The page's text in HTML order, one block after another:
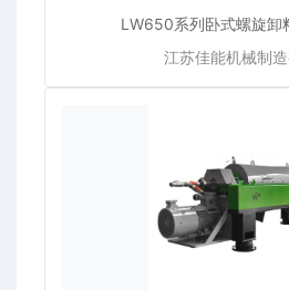
LW650系列卧式螺旋卸
江苏佳能机械制